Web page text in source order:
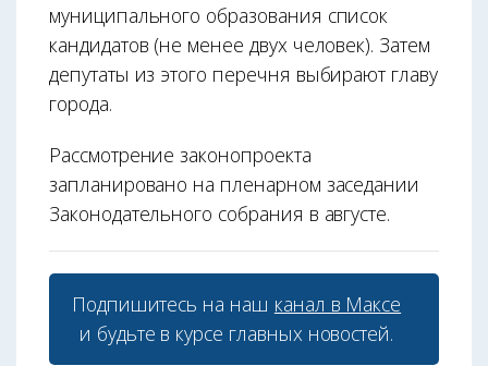
муниципального образования список
кандидатов (не менее двух человек). Затем
депутаты из этого перечня выбирают главу
города.
Рассмотрение законопроекта
запланировано на пленарном заседании
Законодательного собрания в августе.
Подпишитесь на наш канал в Максе
и будьте в курсе главных новостей.